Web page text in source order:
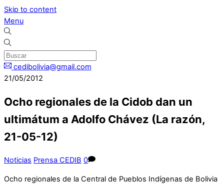
Skip to content
Menu
cedibolivia@gmail.com
21/05/2012
Ocho regionales de la Cidob dan un
ultimátum a Adolfo Chávez (La razón,
21-05-12)
Noticias Prensa CEDIB 0
Ocho regionales de la Central de Pueblos Indígenas de Bolivia